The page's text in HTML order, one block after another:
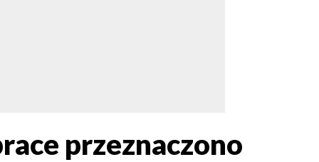
przeznaczono